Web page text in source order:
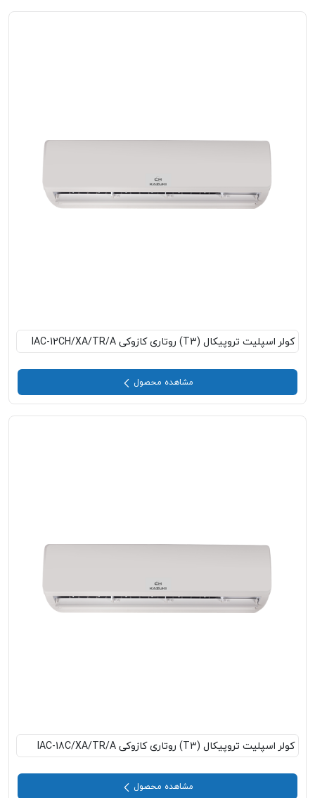
کولر اسپلیت تروپیکال (T3) روتاری کازوکی IAC-12CH/XA/TR/A
مشاهده محصول
کولر اسپلیت تروپیکال (T3) روتاری کازوکی IAC-18C/XA/TR/A
مشاهده محصول